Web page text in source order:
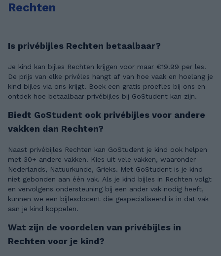
Rechten
Is privébijles Rechten betaalbaar?
Je kind kan bijles Rechten krijgen voor maar €19.99 per les.
De prijs van elke privéles hangt af van hoe vaak en hoelang je
kind bijles via ons krijgt. Boek een gratis proefles bij ons en
ontdek hoe betaalbaar privébijles bij GoStudent kan zijn.
Biedt GoStudent ook privébijles voor andere
vakken dan Rechten?
Naast privébijles Rechten kan GoStudent je kind ook helpen
met 30+ andere vakken. Kies uit vele vakken, waaronder
Nederlands, Natuurkunde, Grieks. Met GoStudent is je kind
niet gebonden aan één vak. Als je kind bijles in Rechten volgt
en vervolgens ondersteuning bij een ander vak nodig heeft,
kunnen we een bijlesdocent die gespecialiseerd is in dat vak
aan je kind koppelen.
Wat zijn de voordelen van privébijles in
Rechten voor je kind?